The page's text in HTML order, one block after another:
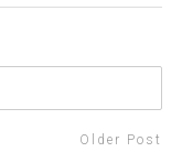
Older Post